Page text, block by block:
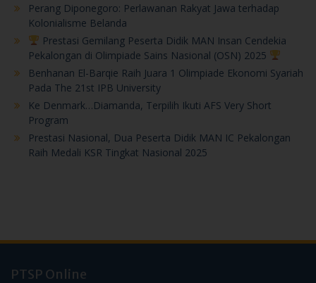
Perang Diponegoro: Perlawanan Rakyat Jawa terhadap
Kolonialisme Belanda
Prestasi Gemilang Peserta Didik MAN Insan Cendekia
Pekalongan di Olimpiade Sains Nasional (OSN) 2025
Benhanan El-Barqie Raih Juara 1 Olimpiade Ekonomi Syariah
Pada The 21st IPB University
Ke Denmark…Diamanda, Terpilih Ikuti AFS Very Short
Program
Prestasi Nasional, Dua Peserta Didik MAN IC Pekalongan
Raih Medali KSR Tingkat Nasional 2025
PTSP Online